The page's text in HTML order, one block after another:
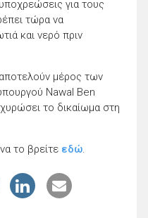
για τους
τώρα να
και νερό πριν
μέρος των
Nawal Ben
το δικαίωμα στη
το βρείτε εδώ.